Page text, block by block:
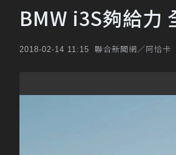
BMW i3S夠給力
2018-02-14 11:15 聯合新聞網／阿恰卡